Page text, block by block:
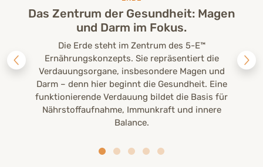
Das Zentrum der Gesundheit: Magen
und Darm im Fokus.
Die Erde steht im Zentrum des 5-E™
Ernährungskonzepts. Sie repräsentiert die
Verdauungsorgane, insbesondere Magen und
Darm – denn hier beginnt die Gesundheit. Eine
funktionierende Verdauung bildet die Basis für
Nährstoffaufnahme, Immunkraft und innere
Balance.